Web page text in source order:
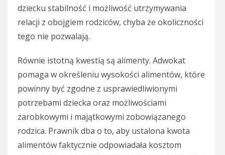
dziecku stabilność i możliwość utrzymywania
relacji z obojgiem rodziców, chyba że okoliczności
tego nie pozwalają.
Równie istotną kwestią są alimenty. Adwokat
pomaga w określeniu wysokości alimentów, które
powinny być zgodne z usprawiedliwionymi
potrzebami dziecka oraz możliwościami
zarobkowymi i majątkowymi zobowiązanego
rodzica. Prawnik dba o to, aby ustalona kwota
alimentów faktycznie odpowiadała kosztom